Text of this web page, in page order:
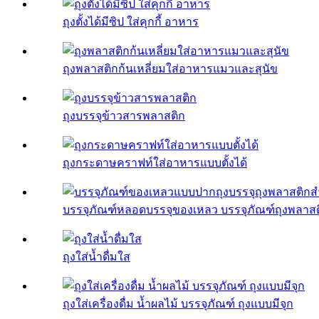
ถุงตั้งได้มีซิป ใส่คุกกี้ อาหาร
ถุงพลาสติกก้นเหลี่ยมใส่อาหารแมวและสุนัข
ถุงบรรจุข้าวสารพลาสติก
ถุงกระดาษคราฟท์ใส่อาหารแบบตั้งได้
บรรจุภัณฑ์หลอดบรรจุของเหลว บรรจุภัณฑ์ถุงพลาส
ถุงใส่น้ำดื่มใส
ถุงใส่เครื่องดื่ม น้ำผลไม้ บรรจุภัณฑ์ ถุงแบบมีจุก